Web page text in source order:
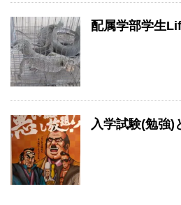
配属学部学生
入学試験(勉強)